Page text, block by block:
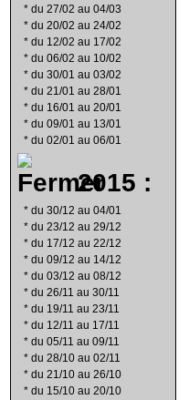
* du 27/02 au 04/03
* du 20/02 au 24/02
* du 12/02 au 17/02
* du 06/02 au 10/02
* du 30/01 au 03/02
* du 21/01 au 28/01
* du 16/01 au 20/01
* du 09/01 au 13/01
* du 02/01 au 06/01
2015 :
* du 30/12 au 04/01
* du 23/12 au 29/12
* du 17/12 au 22/12
* du 09/12 au 14/12
* du 03/12 au 08/12
* du 26/11 au 30/11
* du 19/11 au 23/11
* du 12/11 au 17/11
* du 05/11 au 09/11
* du 28/10 au 02/11
* du 21/10 au 26/10
* du 15/10 au 20/10